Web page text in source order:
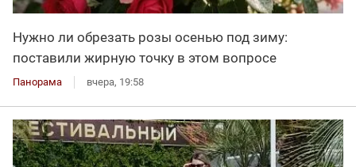
Нужно ли обрезать розы осенью под зиму:
поставили жирную точку в этом вопросе
Панорама вчера, 19:58